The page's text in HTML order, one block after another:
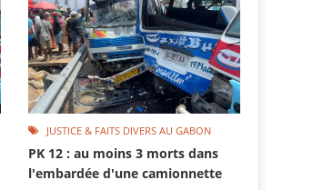
JUSTICE & FAITS DIVERS AU GABON
PK 12 : au moins 3 morts dans
l'embardée d'une camionnette